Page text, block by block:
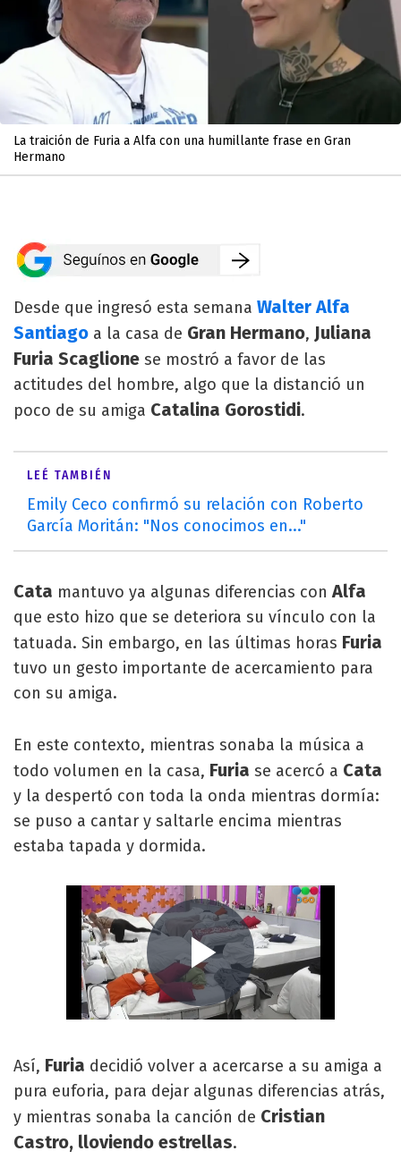
La traición de Furia a Alfa con una humillante frase en Gran
Hermano
Desde que ingresó esta semana Walter Alfa
Santiago a la casa de Gran Hermano, Juliana
Furia Scaglione se mostró a favor de las
actitudes del hombre, algo que la distanció un
poco de su amiga Catalina Gorostidi.
LEÉ TAMBIÉN
Emily Ceco confirmó su relación con Roberto
García Moritán: "Nos conocimos en..."
Cata mantuvo ya algunas diferencias conAlfa
que esto hizo que se deteriora su vínculo con la
tatuada. Sin embargo, en las últimas horas Furia
tuvo un gesto importante de acercamiento para
con su amiga.
En este contexto, mientras sonaba la música a
todo volumen en la casa, Furia se acercó a Cata
y la despertó con toda la onda mientras dormía:
se puso a cantar y saltarle encima mientras
estaba tapada y dormida.
Así, Furia decidió volver a acercarse a su amiga a
pura euforia, para dejar algunas diferencias atrás,
y mientras sonaba la canción de Cristian
Castro, lloviendo estrellas.